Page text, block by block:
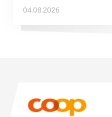
04.08.2026